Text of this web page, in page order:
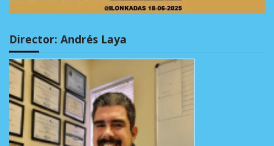
Director: Andrés Laya